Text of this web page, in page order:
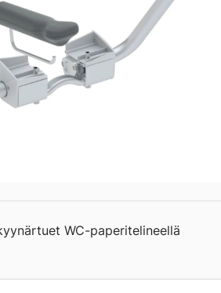
WC-paperitelineellä